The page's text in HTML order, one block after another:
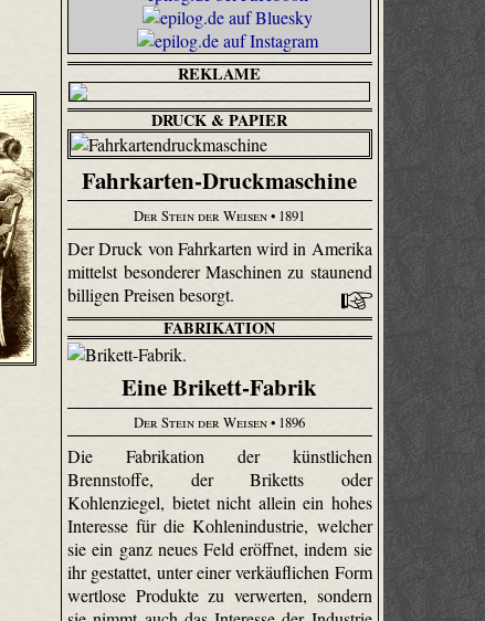
REKLAME
DRUCK & PAPIER
Fahrkarten-Druckmaschine
Der Stein der Weisen• 1891
Der Druck von Fahrkarten wird in Amerika
mittelst besonderer Maschinen zu staunend
billigen Preisen besorgt.
FABRIKATION
Eine Brikett-Fabrik
Der Stein der Weisen• 1896
Die Fabrikation der künstlichen
Brennstoffe, der Briketts oder
Kohlenziegel, bietet nicht allein ein hohes
Interesse für die Kohlenindustrie, welcher
sie ein ganz neues Feld eröffnet, indem sie
ihr gestattet, unter einer verkäuflichen Form
wertlose Produkte zu verwerten, sondern